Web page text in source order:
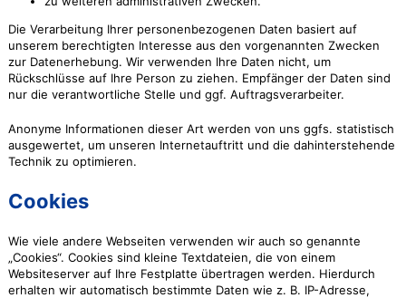
Die Verarbeitung Ihrer personenbezogenen Daten basiert auf
unserem berechtigten Interesse aus den vorgenannten Zwecken
zur Datenerhebung. Wir verwenden Ihre Daten nicht, um
Rückschlüsse auf Ihre Person zu ziehen. Empfänger der Daten sind
nur die verantwortliche Stelle und ggf. Auftragsverarbeiter.
Anonyme Informationen dieser Art werden von uns ggfs. statistisch
ausgewertet, um unseren Internetauftritt und die dahinterstehende
Technik zu optimieren.
Cookies
Wie viele andere Webseiten verwenden wir auch so genannte
„Cookies“. Cookies sind kleine Textdateien, die von einem
Websiteserver auf Ihre Festplatte übertragen werden. Hierdurch
erhalten wir automatisch bestimmte Daten wie z. B. IP-Adresse,